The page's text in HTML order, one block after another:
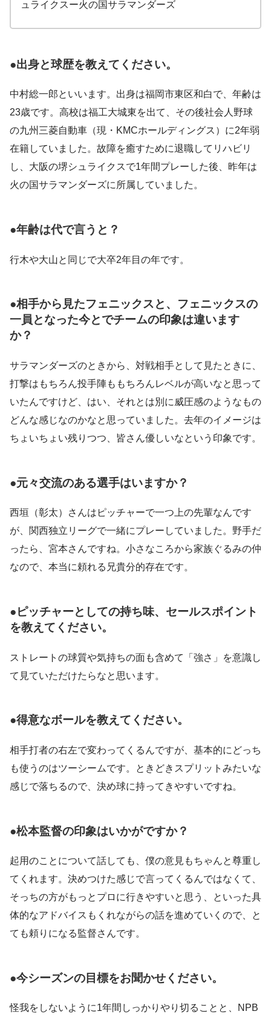
ュライクスー火の国サラマンダーズ
●出身と球歴を教えてください。
中村総一郎といいます。出身は福岡市東区和白で、年齢は
23歳です。高校は福工大城東を出て、その後社会人野球
の九州三菱自動車（現・KMCホールディングス）に2年弱
在籍していました。故障を癒すために退職してリハビリ
し、大阪の堺シュライクスで1年間プレーした後、昨年は
火の国サラマンダーズに所属していました。
●年齢は代で言うと？
行木や大山と同じで大卒2年目の年です。
●相手から見たフェニックスと、フェニックスの
一員となった今とでチームの印象は違います
か？
サラマンダーズのときから、対戦相手として見たときに、
打撃はもちろん投手陣ももちろんレベルが高いなと思って
いたんですけど、はい、それとは別に威圧感のようなもの
どんな感じなのかなと思っていました。去年のイメージは
ちょいちょい残りつつ、皆さん優しいなという印象です。
●元々交流のある選手はいますか？
西垣（彰太）さんはピッチャーで一つ上の先輩なんです
が、関西独立リーグで一緒にプレーしていました。野手だ
ったら、宮本さんですね。小さなころから家族ぐるみの仲
なので、本当に頼れる兄貴分的存在です。
●ピッチャーとしての持ち味、セールスポイント
を教えてください。
ストレートの球質や気持ちの面も含めて「強さ」を意識し
て見ていただけたらなと思います。
●得意なボールを教えてください。
相手打者の右左で変わってくるんですが、基本的にどっち
も使うのはツーシームです。ときどきスプリットみたいな
感じで落ちるので、決め球に持ってきやすいですね。
●松本監督の印象はいかがですか？
起用のことについて話しても、僕の意見もちゃんと尊重し
てくれます。決めつけた感じで言ってくるんではなくて、
そっちの方がもっとプロに行きやすいと思う、といった具
体的なアドバイスもくれながらの話を進めていくので、と
ても頼りになる監督さんです。
●今シーズンの目標をお聞かせください。
怪我をしないように1年間しっかりやり切ることと、NPB